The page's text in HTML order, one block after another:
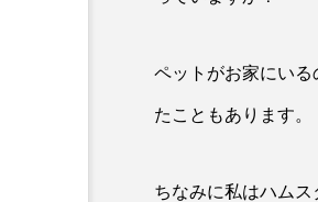
ペットがお家にい
たこともあります。
ちなみに私はハムス